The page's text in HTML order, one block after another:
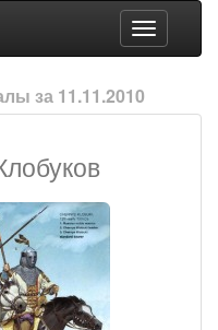
Toggle
navigation
за 11.11.2010